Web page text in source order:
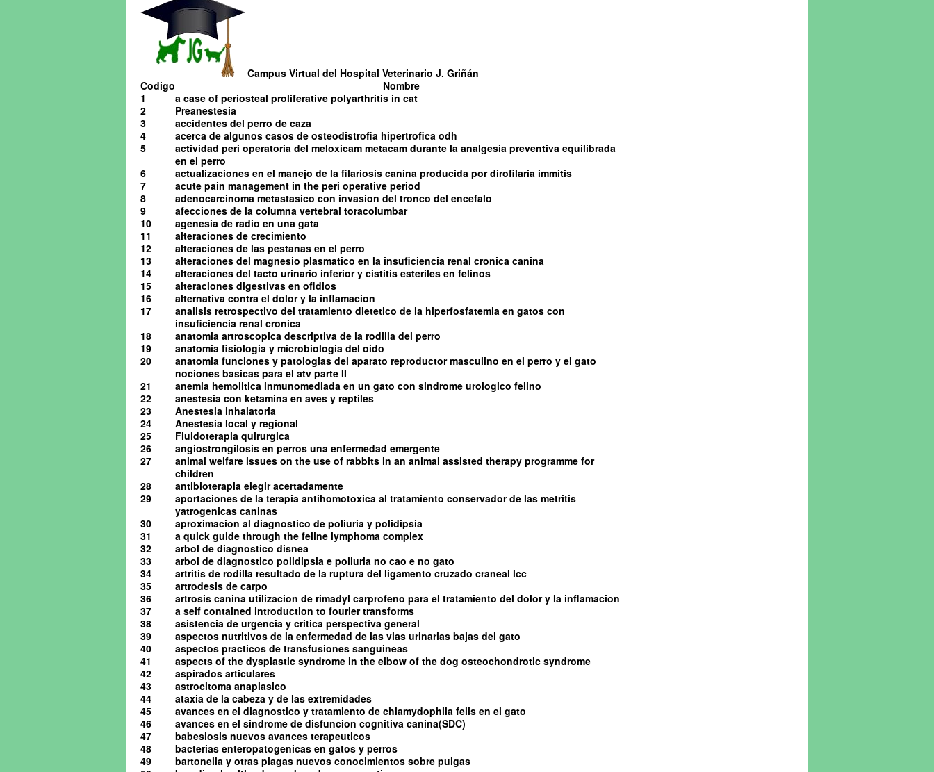
Campus Virtual del Hospital Veterinario J. Griñán
Codigo
Nombre
1
a case of periosteal proliferative polyarthritis in cat
2
Preanestesia
3
accidentes del perro de caza
4
acerca de algunos casos de osteodistrofia hipertrofica odh
5
actividad peri operatoria del meloxicam metacam durante la analgesia preventiva equilibrada
en el perro
6
actualizaciones en el manejo de la filariosis canina producida por dirofilaria immitis
7
acute pain management in the peri operative period
8
adenocarcinoma metastasico con invasion del tronco del encefalo
9
afecciones de la columna vertebral toracolumbar
10
agenesia de radio en una gata
11
alteraciones de crecimiento
12
alteraciones de las pestanas en el perro
13
alteraciones del magnesio plasmatico en la insuficiencia renal cronica canina
14
alteraciones del tacto urinario inferior y cistitis esteriles en felinos
15
alteraciones digestivas en ofidios
16
alternativa contra el dolor y la inflamacion
17
analisis retrospectivo del tratamiento dietetico de la hiperfosfatemia en gatos con
insuficiencia renal cronica
18
anatomia artroscopica descriptiva de la rodilla del perro
19
anatomia fisiologia y microbiologia del oido
20
anatomia funciones y patologias del aparato reproductor masculino en el perro y el gato
nociones basicas para el atv parte II
21
anemia hemolitica inmunomediada en un gato con sindrome urologico felino
22
anestesia con ketamina en aves y reptiles
23
Anestesia inhalatoria
24
Anestesia local y regional
25
Fluidoterapia quirurgica
26
angiostrongilosis en perros una enfermedad emergente
27
animal welfare issues on the use of rabbits in an animal assisted therapy programme for
children
28
antibioterapia elegir acertadamente
29
aportaciones de la terapia antihomotoxica al tratamiento conservador de las metritis
yatrogenicas caninas
30
aproximacion al diagnostico de poliuria y polidipsia
31
a quick guide through the feline lymphoma complex
32
arbol de diagnostico disnea
33
arbol de diagnostico polidipsia e poliuria no cao e no gato
34
artritis de rodilla resultado de la ruptura del ligamento cruzado craneal lcc
35
artrodesis de carpo
36
artrosis canina utilizacion de rimadyl carprofeno para el tratamiento del dolor y la inflamacion
37
a self contained introduction to fourier transforms
38
asistencia de urgencia y critica perspectiva general
39
aspectos nutritivos de la enfermedad de las vias urinarias bajas del gato
40
aspectos practicos de transfusiones sanguineas
41
aspects of the dysplastic syndrome in the elbow of the dog osteochondrotic syndrome
42
aspirados articulares
43
astrocitoma anaplasico
44
ataxia de la cabeza y de las extremidades
45
avances en el diagnostico y tratamiento de chlamydophila felis en el gato
46
avances en el sindrome de disfuncion cognitiva canina(SDC)
47
babesiosis nuevos avances terapeuticos
48
bacterias enteropatogenicas en gatos y perros
49
bartonella y otras plagas nuevos conocimientos sobre pulgas